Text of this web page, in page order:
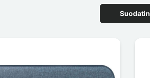
Suodatin